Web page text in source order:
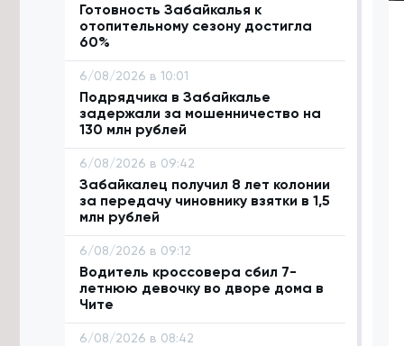
Готовность Забайкалья к
отопительному сезону достигла
60%
6/08/2026 в 10:01
Подрядчика в Забайкалье
задержали за мошенничество на
130 млн рублей
6/08/2026 в 09:42
Забайкалец получил 8 лет колонии
за передачу чиновнику взятки в 1,5
млн рублей
6/08/2026 в 09:12
Водитель кроссовера сбил 7-
летнюю девочку во дворе дома в
Чите
6/08/2026 в 08:42